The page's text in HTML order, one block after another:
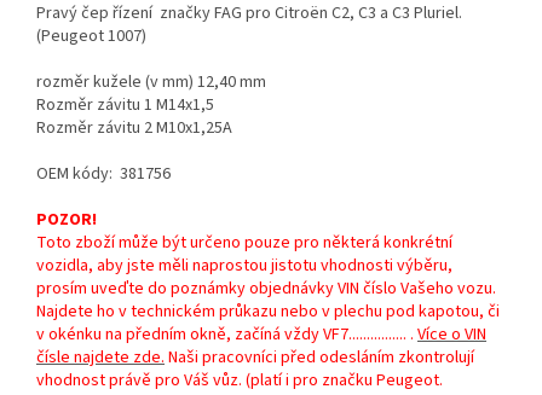
Pravý čep řízení značky FAG pro Citroën C2, C3 a C3 Pluriel.
(Peugeot 1007)
rozměr kužele (v mm) 12,40 mm
Rozměr závitu 1 M14x1,5
Rozměr závitu 2M10x1,25A
OEM kódy: 381756
POZOR!
Toto zboží může být určeno pouze pro některá konkrétní
vozidla, aby jste měli naprostou jistotu vhodnosti výběru,
prosím uveďte do poznámky objednávky VIN číslo Vašeho vozu.
Najdete ho v technickém průkazu nebo v plechu pod kapotou, či
v okénku na předním okně, začíná vždy VF7................ . Více o VIN
čísle najdete zde.Naši pracovníci před odesláním zkontrolují
vhodnost právě pro Váš vůz. (platí i pro značku Peugeot.